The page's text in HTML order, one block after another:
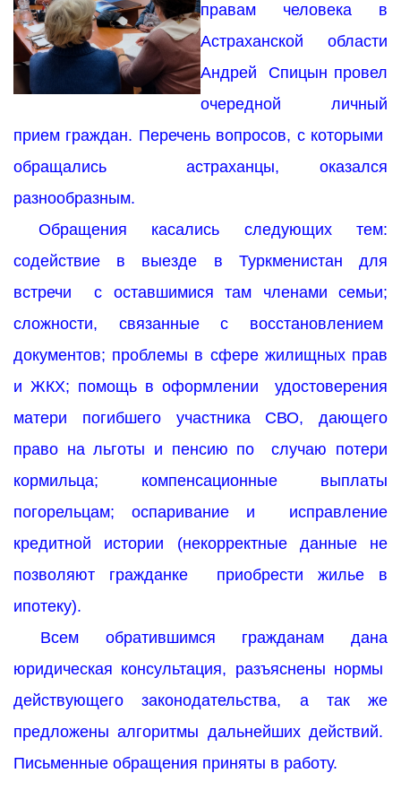
правам человека в
Астраханской области
Андрей Спицын провел
очередной личный
прием граждан. Перечень вопросов, с которыми
обращались астраханцы, оказался
разнообразным.
Обращения касались следующих тем:
содействие в выезде в Туркменистан для
встречи с оставшимися там членами семьи;
сложности, связанные с восстановлением
документов; проблемы в сфере жилищных прав
и ЖКХ; помощь в оформлении удостоверения
матери погибшего участника СВО, дающего
право на льготы и пенсию по случаю потери
кормильца; компенсационные выплаты
погорельцам; оспаривание и исправление
кредитной истории (некорректные данные не
позволяют гражданке приобрести жилье в
ипотеку).
Всем обратившимся гражданам дана
юридическая консультация, разъяснены нормы
действующего законодательства, а так же
предложены алгоритмы дальнейших действий.
Письменные обращения приняты в работу.